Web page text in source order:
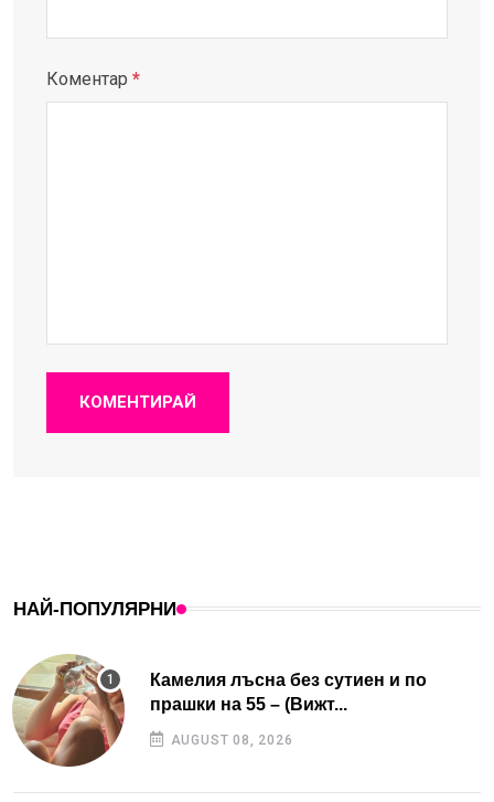
Коментар *
КОМЕНТИРАЙ
НАЙ-ПОПУЛЯРНИ
Камелия лъсна без сутиен и по
прашки на 55 – (Вижт...
AUGUST 08, 2026